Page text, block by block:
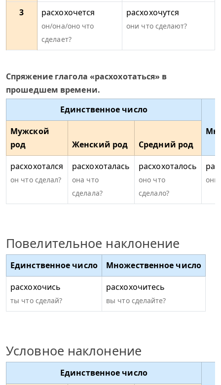
3 расхохочется
он/она/оно что
сделает?
расхохочутся
они что сделают?
Спряжение глагола «расхохотаться» в
прошедшем времени.
Единственное число
Мужской
род
Женский род
Средний род
расхохотался
он что сделал?
расхохоталась
она что
сделала?
расхохоталось
оно что
сделало?
они
Повелительное наклонение
Единственное число
Множественное число
расхохочись
ты что сделай?
расхохочитесь
вы что сделайте?
Условное наклонение
Единственное число